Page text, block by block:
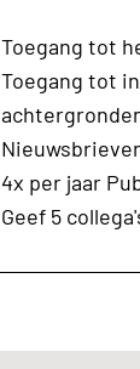
Toegang tot
Toegang tot
4x per jaar
Geef 5